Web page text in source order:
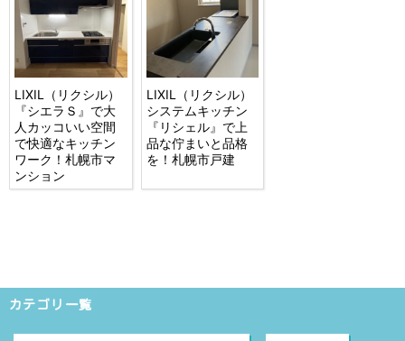
LIXIL（リクシル）
『シエラＳ』で大
人カッコいい空間
で快適なキッチン
ワーク！札幌市マ
ンション
LIXIL（リクシル）
システムキッチン
『リシェル』で上
品な佇まいと品格
を！札幌市戸建
カテゴリ一覧